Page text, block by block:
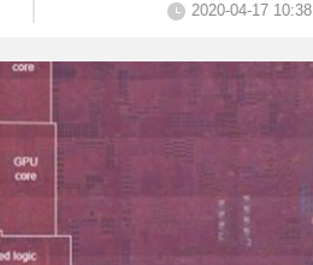
2020-04-17 10:38